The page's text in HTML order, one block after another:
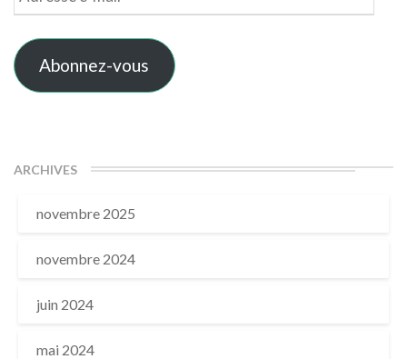
e-
mail
Abonnez-vous
ARCHIVES
novembre 2025
novembre 2024
juin 2024
mai 2024